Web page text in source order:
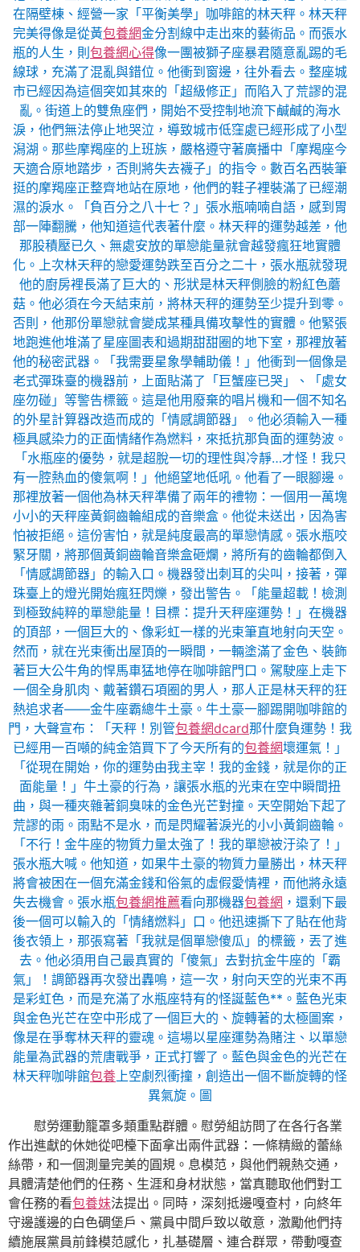
在隔壁棟、經營一家「平衡美學」咖啡館的林天秤。林天秤
完美得像是從黃包養網金分割線中走出來的藝術品。而張水
瓶的人生，則包養網心得像一團被獅子座暴君隨意亂踢的毛
線球，充滿了混亂與錯位。他衝到窗邊，往外看去。整座城
市已經因為這個突如其來的「超級修正」而陷入了荒謬的混
亂。街道上的雙魚座們，開始不受控制地流下鹹鹹的海水
淚，他們無法停止地哭泣，導致城市低窪處已經形成了小型
潟湖。那些摩羯座的上班族，嚴格遵守著廣播中「摩羯座今
天適合原地踏步，否則將失去襪子」的指令。數百名西裝筆
挺的摩羯座正整齊地站在原地，他們的鞋子裡裝滿了已經潮
濕的淚水。「負百分之八十七？」張水瓶喃喃自語，感到胃
部一陣翻騰，他知道這代表著什麼。林天秤的運勢越差，他
那股積壓已久、無處安放的單戀能量就會越發瘋狂地實體
化。上次林天秤的戀愛運勢跌至百分之二十，張水瓶就發現
他的廚房裡長滿了巨大的、形狀是林天秤側臉的粉紅色蘑
菇。他必須在今天結束前，將林天秤的運勢至少提升到零。
否則，他那份單戀就會變成某種具備攻擊性的實體。他緊張
地跑進他堆滿了星座圖表和過期甜甜圈的地下室，那裡放著
他的秘密武器。「我需要星象學輔助儀！」他衝到一個像是
老式彈珠臺的機器前，上面貼滿了「巨蟹座已哭」、「處女
座勿碰」等警告標籤。這是他用廢棄的唱片機和一個不知名
的外星計算器改造而成的「情感調節器」。他必須輸入一種
極具感染力的正面情緒作為燃料，來抵抗那負面的運勢波。
「水瓶座的優勢，就是超脫一切的理性與冷靜…才怪！我只
有一腔熱血的傻氣啊！」他絕望地低吼。他看了一眼腳邊。
那裡放著一個他為林天秤準備了兩年的禮物：一個用一萬塊
小小的天秤座黃銅齒輪組成的音樂盒。他從未送出，因為害
怕被拒絕。這份害怕，就是純度最高的單戀情感。張水瓶咬
緊牙關，將那個黃銅齒輪音樂盒砸爛，將所有的齒輪都倒入
「情感調節器」的輸入口。機器發出刺耳的尖叫，接著，彈
珠臺上的燈光開始瘋狂閃爍，發出警告。「能量超載！檢測
到極致純粹的單戀能量！目標：提升天秤座運勢！」在機器
的頂部，一個巨大的、像彩虹一樣的光束筆直地射向天空。
然而，就在光束衝出屋頂的一瞬間，一輛塗滿了金色、裝飾
著巨大公牛角的悍馬車猛地停在咖啡館門口。駕駛座上走下
一個全身肌肉、戴著鑽石項圈的男人，那人正是林天秤的狂
熱追求者——金牛座霸總牛土豪。牛土豪一腳踢開咖啡館的
門，大聲宣布：「天秤！別管包養網dcard那什麼負運勢！我
已經用一百噸的純金箔買下了今天所有的包養網壞運氣！」
「從現在開始，你的運勢由我主宰！我的金錢，就是你的正
面能量！」牛土豪的行為，讓張水瓶的光束在空中瞬間扭
曲，與一種夾雜著銅臭味的金色光芒對撞。天空開始下起了
荒謬的雨。雨點不是水，而是閃耀著淚光的小小黃銅齒輪。
「不行！金牛座的物質力量太強了！我的單戀被汙染了！」
張水瓶大喊。他知道，如果牛土豪的物質力量勝出，林天秤
將會被困在一個充滿金錢和俗氣的虛假愛情裡，而他將永遠
失去機會。張水瓶包養網推薦看向那機器包養網 ，還剩下最
後一個可以輸入的「情緒燃料」口。他迅速撕下了貼在他背
後衣領上，那張寫著「我就是個單戀傻瓜」的標籤，丟了進
去。他必須用自己最真實的「傻氣」去對抗金牛座的「霸
氣」！調節器再次發出轟鳴，這一次，射向天空的光束不再
是彩虹色，而是充滿了水瓶座特有的怪誕藍色**。藍色光束
與金色光芒在空中形成了一個巨大的、旋轉著的太極圖案，
像是在爭奪林天秤的靈魂。這場以星座運勢為賭注、以單戀
能量為武器的荒唐戰爭，正式打響了。藍色與金色的光芒在
林天秤咖啡館包養 上空劇烈衝撞，創造出一個不斷旋轉的怪
異氣旋。圖
慰勞運動籠罩多類重點群體。慰勞組訪問了在各行各業
作出進獻的休她從吧檯下面拿出兩件武器：一條精緻的蕾絲
絲帶，和一個測量完美的圓規。息模范，與他們親熱交通，
具體清楚他們的任務、生涯和身材狀態，當真聽取他們對工
會任務的看包養妹法提出。同時，深刻抵邊嘎查村，向終年
守邊護邊的白色碉堡戶、黨員中間戶致以敬意，激勵他們持
續施展黨員前鋒模范感化，扎基礎層、連合群眾，帶動嘎查